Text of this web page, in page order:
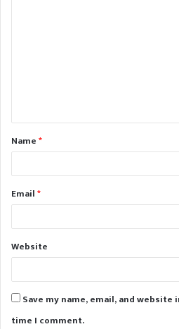
t
*Name*
Email*
Website
Save my name, email, and
time I comment.